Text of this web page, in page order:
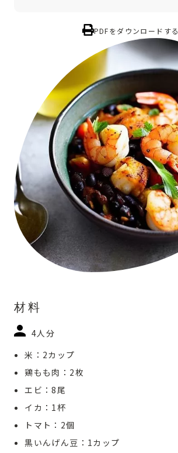
PDFをダウンロードする
材料
4人分
米：2カップ
鶏もも肉：2枚
エビ：8尾
イカ：1杯
トマト：2個
黒いんげん豆：1カップ